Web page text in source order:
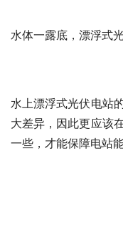
水体一露底，漂浮式
水上漂浮式光伏电站
大差异，因此更应该
一些，才能保障电站